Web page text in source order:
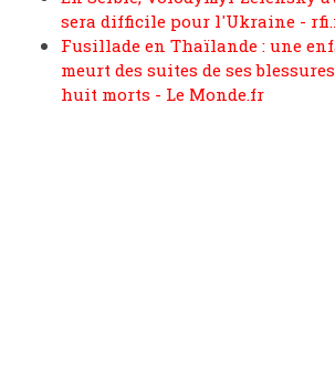
sera difficile pour l'Ukraine -
Fusillade en Thaïlande : une
meurt des suites de ses
huit morts - Le Monde.fr